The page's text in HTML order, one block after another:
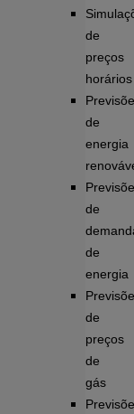
de
preços
horários
de
energia
de
de
energia
de
preços
de
gás